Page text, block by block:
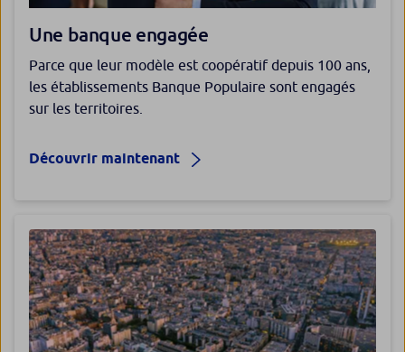
Une banque engagée
Parce que leur modèle est coopératif depuis 100 ans,
les établissements Banque Populaire sont engagés
sur les territoires.
Découvrir maintenant